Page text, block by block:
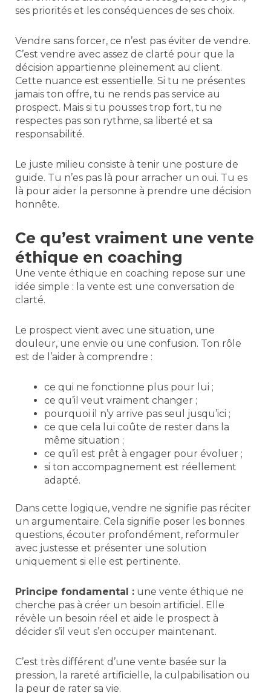
ses priorités et les conséquences de ses choix.
Vendre sans forcer, ce n’est pas éviter de vendre.
C’est vendre avec assez de clarté pour que la
décision appartienne pleinement au client.
Cette nuance est essentielle. Si tu ne présentes
jamais ton offre, tu ne rends pas service au
prospect. Mais si tu pousses trop fort, tu ne
respectes pas son rythme, sa liberté et sa
responsabilité.
Le juste milieu consiste à tenir une posture de
guide. Tu n’es pas là pour arracher un oui. Tu es
là pour aider la personne à prendre une décision
honnête.
Ce qu’est vraiment une vente
éthique en coaching
Une vente éthique en coaching repose sur une
idée simple : la vente est une conversation de
clarté.
Le prospect vient avec une situation, une
douleur, une envie ou une confusion. Ton rôle
est de l’aider à comprendre :
ce qui ne fonctionne plus pour lui ;
ce qu’il veut vraiment changer ;
pourquoi il n’y arrive pas seul jusqu’ici ;
ce que cela lui coûte de rester dans la
même situation ;
ce qu’il est prêt à engager pour évoluer ;
si ton accompagnement est réellement
adapté.
Dans cette logique, vendre ne signifie pas réciter
un argumentaire. Cela signifie poser les bonnes
questions, écouter profondément, reformuler
avec justesse et présenter une solution
uniquement si elle est pertinente.
Principe fondamental : une vente éthique ne
cherche pas à créer un besoin artificiel. Elle
révèle un besoin réel et aide le prospect à
décider s’il veut s’en occuper maintenant.
C’est très différent d’une vente basée sur la
pression, la rareté artificielle, la culpabilisation ou
la peur de rater sa vie.